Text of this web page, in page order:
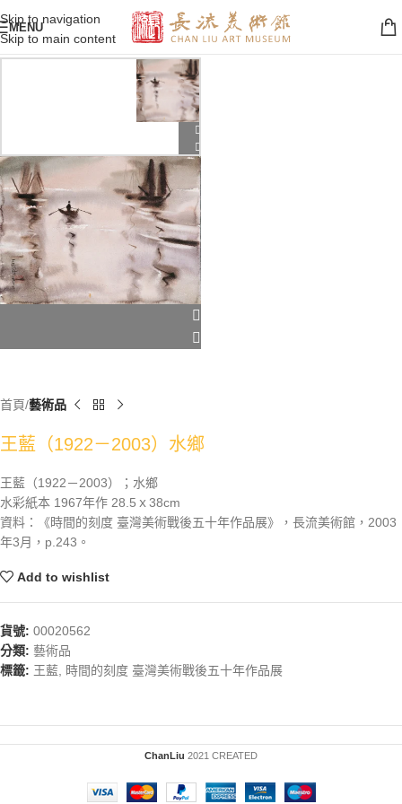
Skip to navigation
Skip to main content
MENU
首頁 藝術品
王藍（1922－2003）水鄉
王藍（1922－2003）；水鄉
水彩紙本 1967年作 28.5ｘ38cm
資料：《時間的刻度 臺灣美術戰後五十年作品展》，長流美術館，2003
年3月，p.243。
Add to wishlist
貨號: 00020562
分類: 藝術品
標籤: 王藍, 時間的刻度 臺灣美術戰後五十年作品展
ChanLiu 2021 CREATED